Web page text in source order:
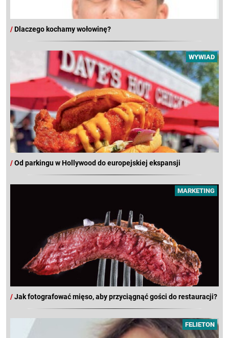
/Dlaczego kochamy wołowinę?
WYWIAD
/Od parkingu w Hollywood do europejskiej ekspansji
MARKETING
/Jak fotografować mięso, aby przyciągnąć gości do restauracji?
FELIETON